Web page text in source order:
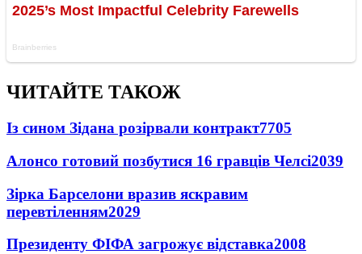
ЧИТАЙТЕ ТАКОЖ
Із сином Зідана розірвали контракт7705
Алонсо готовий позбутися 16 гравців Челсі2039
Зірка Барселони вразив яскравим
перевтіленням2029
Президенту ФІФА загрожує відставка2008